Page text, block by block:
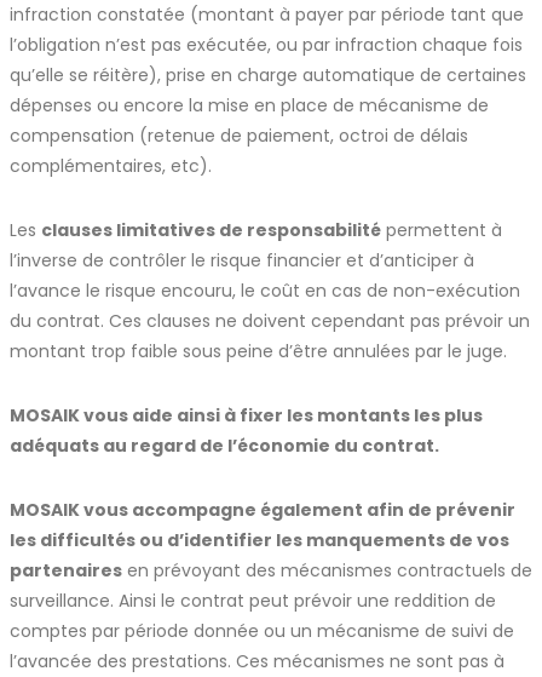
infraction constatée (montant à payer par période tant que
l’obligation n’est pas exécutée, ou par infraction chaque fois
qu’elle se réitère), prise en charge automatique de certaines
dépenses ou encore la mise en place de mécanisme de
compensation (retenue de paiement, octroi de délais
complémentaires, etc).
Les clauses limitatives de responsabilité permettent à
l’inverse de contrôler le risque financier et d’anticiper à
l’avance le risque encouru, le coût en cas de non-exécution
du contrat. Ces clauses ne doivent cependant pas prévoir un
montant trop faible sous peine d’être annulées par le juge.
MOSAIK vous aide ainsi à fixer les montants les plus
adéquats au regard de l’économie du contrat.
MOSAIK vous accompagne également afin de prévenir
les difficultés ou d’identifier les manquements de vos
partenaires en prévoyant des mécanismes contractuels de
surveillance. Ainsi le contrat peut prévoir une reddition de
comptes par période donnée ou un mécanisme de suivi de
l’avancée des prestations. Ces mécanismes ne sont pas à